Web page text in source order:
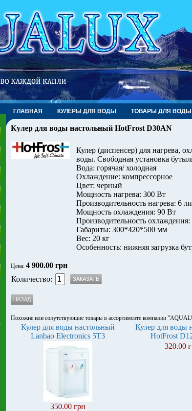
ГЛАВНАЯ КУЛЕРЫ ДЛЯ ВОДЫ ТОВАРЫ ДЛЯ ВОДЫ
Кулер для воды настольный HotFrost D30AN
Кулер (диспенсер) для нагрева,
воды. Свободная установка
Вода: горячая/ холодная
Охлаждение: компрессорное
Цвет: черный
Мощность нагрева: 300 Вт
Производительность нагрева: 6
Мощность охлаждения: 90 Вт
Производительность
Габариты: 300*420*500 мм
Вес: 20 кг
Особенность: нижняя загрузка
Цена: 4 900.00 грн
Количество:
Похожие или сопутствующие товары в ассортименте компании
Кулер для воды настольный
Lanbao Electronics 5T3
350.00 грн
Кулер для воды
HotFrost
320.00